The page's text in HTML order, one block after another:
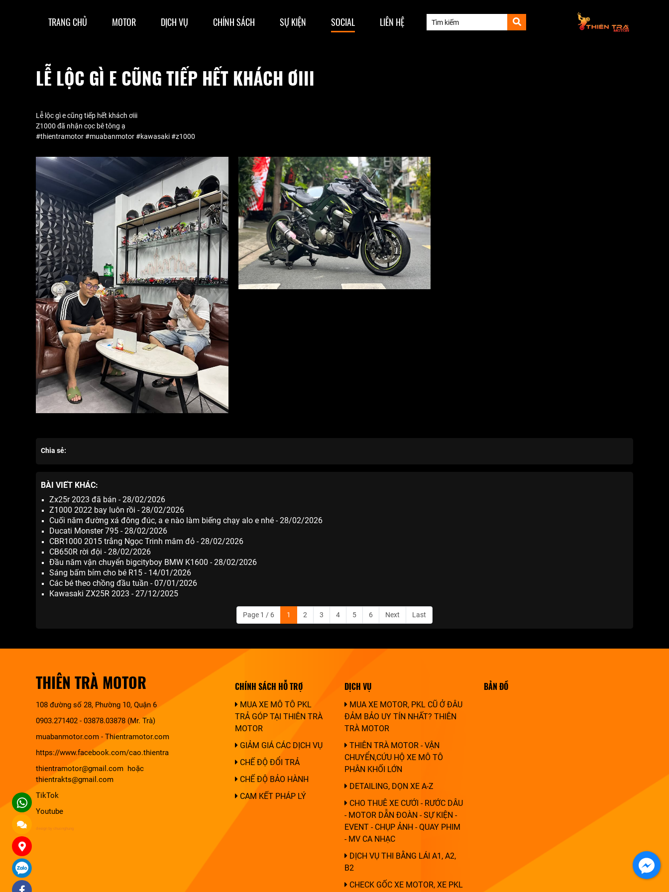
TRANG CHỦ MOTOR DỊCH VỤ CHÍNH SÁCH SỰ KIỆN SOCIAL LIÊN HỆ
LỄ LỘC GÌ E CŨNG TIẾP HẾT KHÁCH ƠIII
Lễ lộc gì e cũng tiếp hết khách ơiii
Z1000 đã nhận cọc bê tông ạ
#thientramotor #muabanmotor #kawasaki #z1000
Chia sẻ:
BÀI VIẾT KHÁC:
Zx25r 2023 đã bán - 28/02/2026
Z1000 2022 bay luôn rồi - 28/02/2026
Cuối năm đường xá đông đúc, a e nào làm biếng chạy alo e nhé - 28/02/2026
Ducati Monster 795 - 28/02/2026
CBR1000 2015 trắng Ngọc Trinh mâm đỏ - 28/02/2026
CB650R rời đội - 28/02/2026
Đầu năm vận chuyển bigcityboy BMW K1600 - 28/02/2026
Sáng bấm bỉm cho bé R15 - 14/01/2026
Các bé theo chồng đầu tuần - 07/01/2026
Kawasaki ZX25R 2023 - 27/12/2025
Page 1 / 6 1 2 3 4 5 6 Next Last
THIÊN TRÀ MOTOR
108 đường số 28, Phường 10, Quận 6
0903.271402 - 03878.03878 (Mr. Trà)
muabanmotor.com - Thientramotor.com
https://www.facebook.com/cao.thientra
thientramotor@gmail.com hoặc
thientrakts@gmail.com
TikTok
Youtube
design by chuonghung
CHÍNH SÁCH HỖ TRỢ
MUA XE MÔ TÔ PKL
TRẢ GÓP TẠI THIÊN TRÀ
MOTOR
GIẢM GIÁ CÁC DỊCH VỤ
CHẾ ĐỘ ĐỔI TRẢ
CHẾ ĐỘ BẢO HÀNH
CAM KẾT PHÁP LÝ
DỊCH VỤ
MUA XE MOTOR, PKL CŨ Ở ĐÂU
ĐẢM BẢO UY TÍN NHẤT? THIÊN
TRÀ MOTOR
THIÊN TRÀ MOTOR - VẬN
CHUYỂN,CỨU HỘ XE MÔ TÔ
PHÂN KHỐI LỚN
DETAILING, DỌN XE A-Z
CHO THUÊ XE CƯỚI - RƯỚC DÂU
- MOTOR DẪN ĐOÀN - SỰ KIỆN -
EVENT - CHỤP ẢNH - QUAY PHIM
- MV CA NHẠC
DỊCH VỤ THI BẰNG LÁI A1, A2,
B2
CHECK GỐC XE MOTOR, XE PKL
BẢN ĐỒ